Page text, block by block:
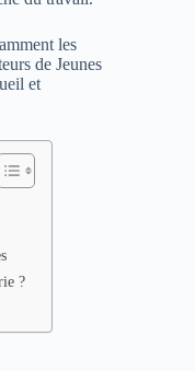
les
de Jeunes
et
?